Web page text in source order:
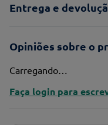
Entrega e
Opiniões sobre o
Carregando…
Faça login para